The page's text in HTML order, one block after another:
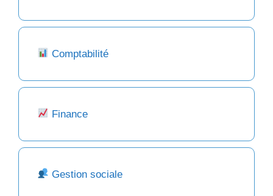
Comptabilité
Finance
Gestion sociale